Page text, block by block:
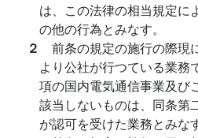
は、この法律の相当規定に
の他の行為とみなす。
２ 前条の規定の施行の際現
より公社が行つている業務
項の国内電気通信事業及び
該当しないものは、同条第
が認可を受けた業務とみなす